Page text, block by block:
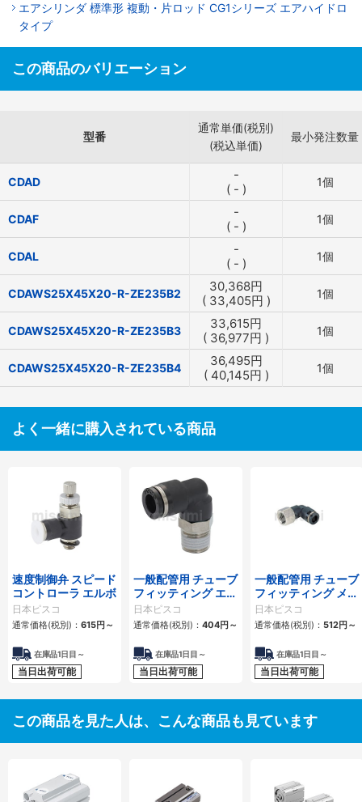
エアシリンダ 標準形 複動・片ロッド CG1シリーズ エアハイドロ
タイプ
この商品のバリエーション
型番
通常単価(税別)
(税込単価)
最小発注数量
CDAD
-
( - ) 1個
CDAF
-
( - ) 1個
CDAL
-
( - ) 1個
CDAWS25X45X20-R-ZE235B2 30,368円
( 33,405円 ) 1個
CDAWS25X45X20-R-ZE235B3 33,615円
( 36,977円 ) 1個
CDAWS25X45X20-R-ZE235B4 36,495円
( 40,145円 ) 1個
よく一緒に購入されている商品
速度制御弁 スピード
コントローラ エルボ
日本ピスコ
通常価格(税別)： 615円 ～
在庫品1日目～
当日出荷可能
一般配管用 チューブ
フィッティング エル
ボ
日本ピスコ
通常価格(税別)： 404円 ～
在庫品1日目～
当日出荷可能
一般配管用 チューブ
フィッティング メス
エルボ
日本ピスコ
通常価格(税別)： 512円 ～
在庫品1日目～
当日出荷可能
この商品を見た人は、こんな商品も見ています